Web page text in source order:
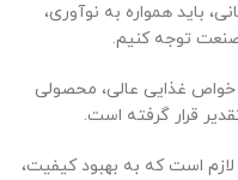
باید همواره به نوآوری،
توجه کنیم.
خواص غذایی عالی، محصولی
قرار گرفته است.
است که به بهبود کیفیت،